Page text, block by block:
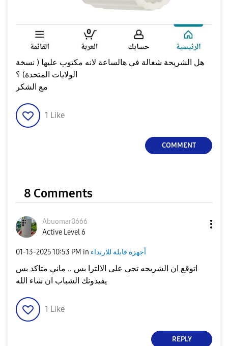
هل الشريحة شغالة في هالساعة لانه مكتوب عليها ( نسخة
1 Like
COMMENT
8 Comments
Abuomar0666
Active Level 6
‎01-13-202510:53 PM in أجهزة قابلة للارتداء
اتوقع ان الشريحه تجي على الالترا بس .. ماني متاكد بس
يفيدونك الشباب ان شاء الله
1 Like
REPLY